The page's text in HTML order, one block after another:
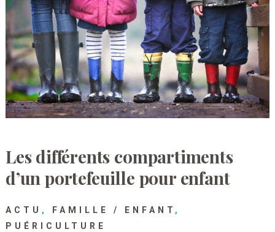
Les différents compartiments
d’un portefeuille pour enfant
ACTU , FAMILLE / ENFANT ,
PUÉRICULTURE